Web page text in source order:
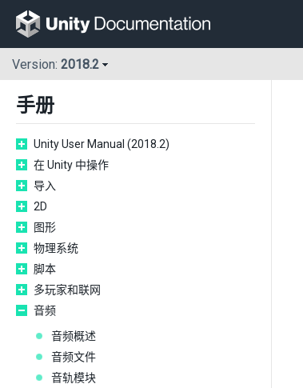
Version: 2018.2
手册
Unity User Manual (2018.2)
在 Unity 中操作
导入
2D
图形
物理系统
脚本
多玩家和联网
音频
音频概述
音频文件
音轨模块